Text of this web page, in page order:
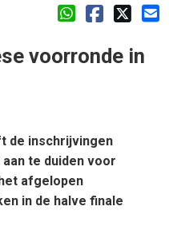
voorronde in
de inschrijvingen
te duiden voor
afgelopen
in de halve finale